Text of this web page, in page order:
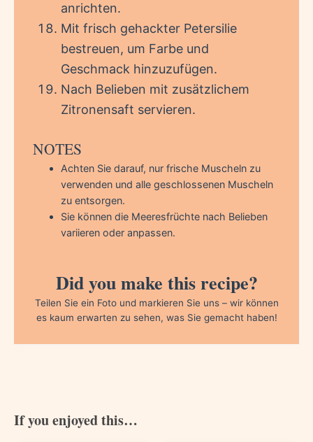
anrichten.
Mit frisch gehackter Petersilie
bestreuen, um Farbe und
Geschmack hinzuzufügen.
Nach Belieben mit zusätzlichem
Zitronensaft servieren.
NOTES
Achten Sie darauf, nur frische Muscheln zu
verwenden und alle geschlossenen Muscheln
zu entsorgen.
Sie können die Meeresfrüchte nach Belieben
variieren oder anpassen.
Did you make this recipe?
Teilen Sie ein Foto und markieren Sie uns – wir können
es kaum erwarten zu sehen, was Sie gemacht haben!
If you enjoyed this…